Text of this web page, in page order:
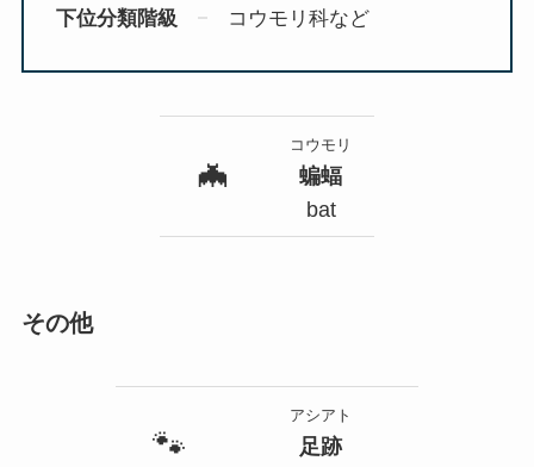
下位分類階級 コウモリ科など
🦇
コウモリ
蝙蝠
bat
その他
🐾
アシアト
足跡